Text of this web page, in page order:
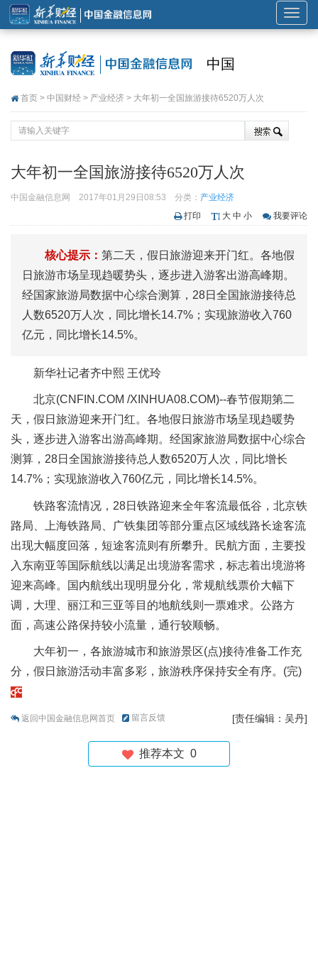
展
开
中国
首页 > 中国财经 > 产业经济 > 大年初一全国旅游接待6520万人次
大年初一全国旅游接待6520万人次
中国金融信息网 2017年01月29日08:53 分类： 产业经济
打印
大 中 小 我要评论
核心提示： 第二天，假日旅游迎来开门红。各地假
日旅游市场呈现趋暖势头，逐步进入游客出游高峰期。
经国家旅游局数据中心综合测算，28日全国旅游接待总
人数6520万人次，同比增长14.7%；实现旅游收入760
亿元，同比增长14.5%。
新华社记者齐中熙 王优玲
北京(CNFIN.COM /XINHUA08.COM)--春节假期第二
天，假日旅游迎来开门红。各地假日旅游市场呈现趋暖势
头，逐步进入游客出游高峰期。经国家旅游局数据中心综合
测算，28日全国旅游接待总人数6520万人次，同比增长
14.7%；实现旅游收入760亿元，同比增长14.5%。
铁路客流情况，28日铁路迎来全年客流最低谷，北京铁
路局、上海铁路局、广铁集团等部分重点区域线路长途客流
出现大幅度回落，短途客流则有所攀升。民航方面，主要投
入东南亚等国际航线以满足出境游客需求，标志着出境游将
迎来高峰。国内航线出现明显分化，常规航线票价大幅下
调，大理、丽江和三亚等目的地航线则一票难求。公路方
面，高速公路保持较小流量，通行较顺畅。
大年初一，各旅游城市和旅游景区(点)接待准备工作充
分，假日旅游活动丰富多彩，旅游秩序保持安全有序。(完)
返回中国金融信息网首页 留言反馈 [责任编辑：吴丹]
推荐本文 0